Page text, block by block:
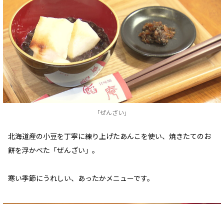
「ぜんざい」
北海道産の小豆を丁寧に練り上げたあんこを使い、焼きたてのお
餅を浮かべた「ぜんざい」。
寒い季節にうれしい、あったかメニューです。